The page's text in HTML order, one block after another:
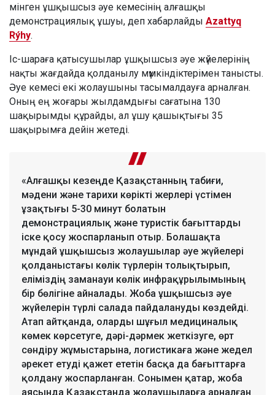
мінген ұшқышсыз әуе кемесінің алғашқы
демонстрациялық ұшуы, деп хабарлайды Azattyq
Rýhy.
Іс-шараға қатысушылар ұшқышсыз әуе жүйелерінің
нақты жағдайда қолданылу мүмкіндіктерімен танысты.
Әуе кемесі екі жолаушыны тасымалдауға арналған.
Оның ең жоғары жылдамдығы сағатына 130
шақырымды құрайды, ал ұшу қашықтығы 35
шақырымға дейін жетеді.
«Алғашқы кезеңде Қазақстанның табиғи,
мәдени және тарихи көрікті жерлері үстімен
ұзақтығы 5-30 минут болатын
демонстрациялық және туристік бағыттарды
іске қосу жоспарланып отыр. Болашақта
мұндай ұшқышсыз жолаушылар әуе жүйелері
қолданыстағы көлік түрлерін толықтырып,
еліміздің заманауи көлік инфрақұрылымының
бір бөлігіне айналады. Жоба ұшқышсыз әуе
жүйелерін түрлі салада пайдалануды көздейді.
Атап айтқанда, оларды шұғыл медициналық
көмек көрсетуге, дәрі-дәрмек жеткізуге, өрт
сөндіру жұмыстарына, логистикаға және жедел
әрекет етуді қажет ететін басқа да бағыттарға
қолдану жоспарланған. Сонымен қатар, жоба
аясында Қазақстанда жолаушыларға арналған